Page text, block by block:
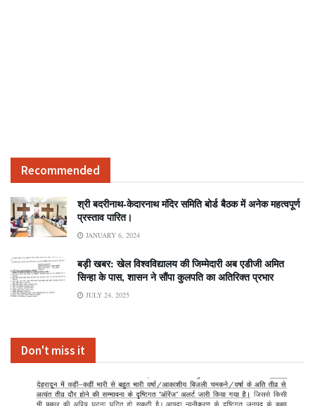
Recommended
श्री बदरीनाथ-केदारनाथ मंदिर समिति बोर्ड बैठक में अनेक महत्वपूर्ण
प्रस्ताव पारित।
JANUARY 6, 2024
बड़ी खबर: खेल विश्वविद्यालय की जिम्मेदारी अब एडीजी अमित
सिन्हा के पास, शासन ने सौंपा कुलपति का अतिरिक्त प्रभार
JULY 24, 2025
Don't miss it